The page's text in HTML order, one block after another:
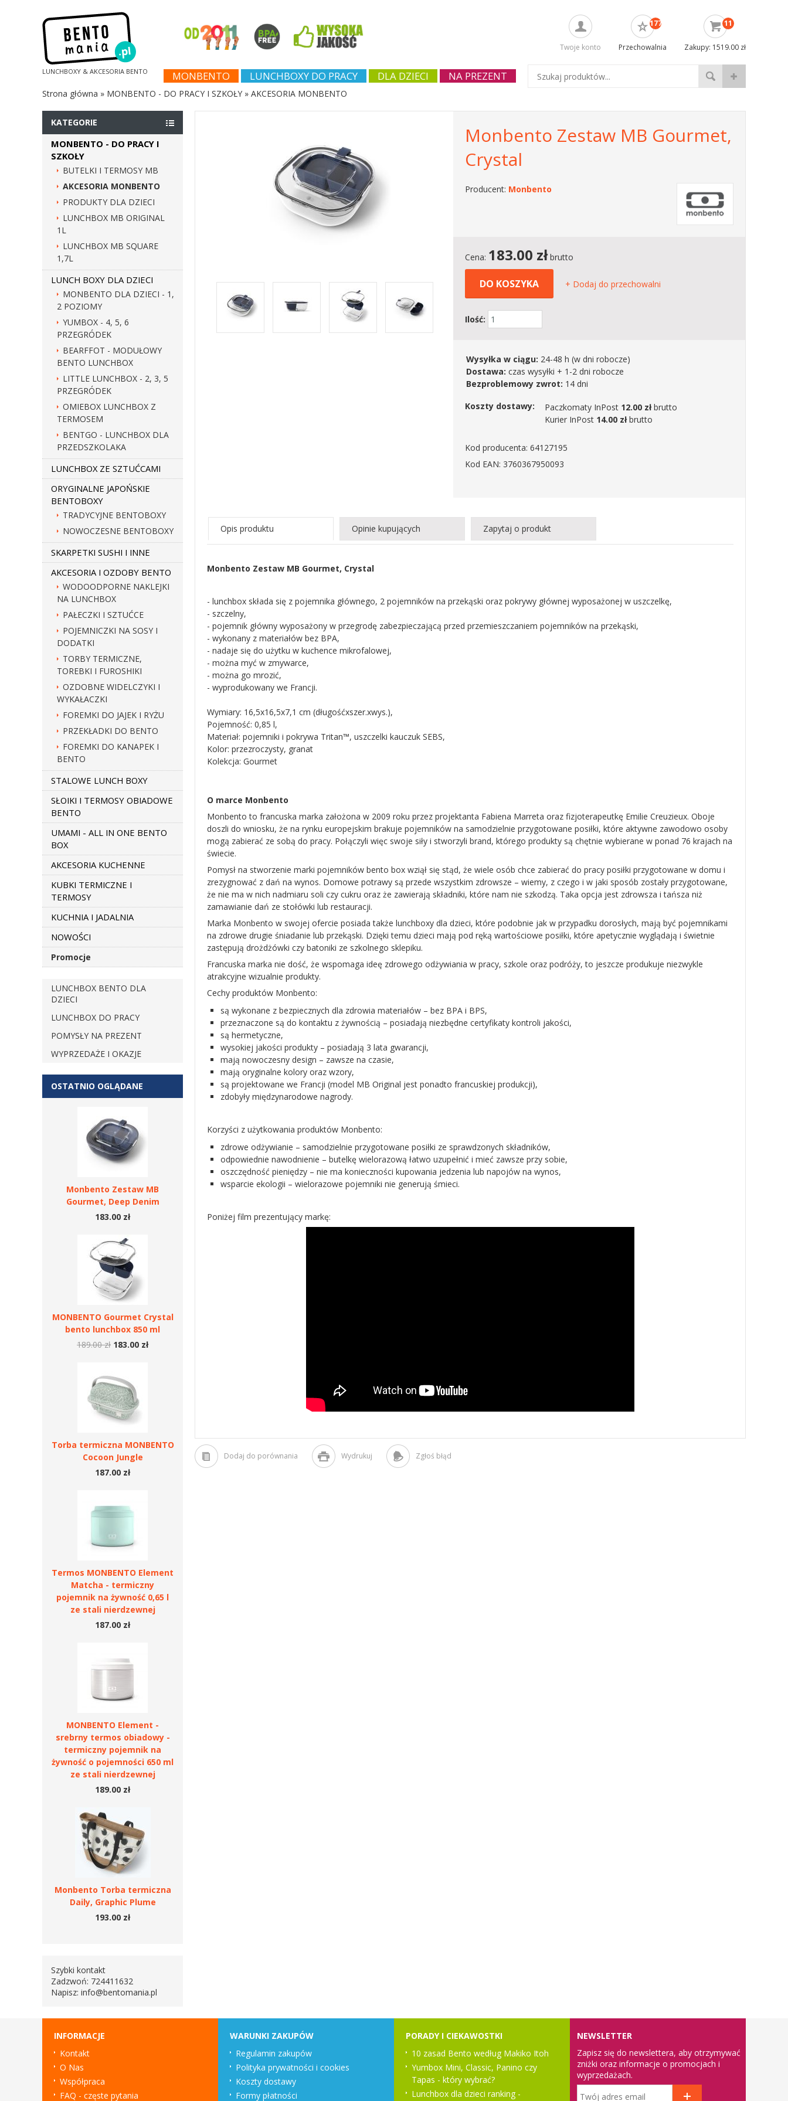
LUNCHBOXY & AKCESORIA BENTO
Twoje konto
177
Przechowalnia
11
Zakupy: 1519.00 zł
MONBENTO LUNCHBOXY DO PRACY DLA DZIECI NA PREZENT
Strona główna » MONBENTO - DO PRACY I SZKOŁY » AKCESORIA MONBENTO
KATEGORIE
MONBENTO - DO PRACY I
SZKOŁY
BUTELKI I TERMOSY MB
AKCESORIA MONBENTO
PRODUKTY DLA DZIECI
LUNCHBOX MB ORIGINAL
1L
LUNCHBOX MB SQUARE
1,7L
LUNCH BOXY DLA DZIECI
MONBENTO DLA DZIECI - 1,
2 POZIOMY
YUMBOX - 4, 5, 6
PRZEGRÓDEK
BEARFFOT - MODUŁOWY
BENTO LUNCHBOX
LITTLE LUNCHBOX - 2, 3, 5
PRZEGRÓDEK
OMIEBOX LUNCHBOX Z
TERMOSEM
BENTGO - LUNCHBOX DLA
PRZEDSZKOLAKA
LUNCHBOX ZE SZTUĆCAMI
ORYGINALNE JAPOŃSKIE
BENTOBOXY
TRADYCYJNE BENTOBOXY
NOWOCZESNE BENTOBOXY
SKARPETKI SUSHI I INNE
AKCESORIA I OZDOBY BENTO
WODOODPORNE NAKLEJKI
NA LUNCHBOX
PAŁECZKI I SZTUĆCE
POJEMNICZKI NA SOSY I
DODATKI
TORBY TERMICZNE,
TOREBKI I FUROSHIKI
OZDOBNE WIDELCZYKI I
WYKAŁACZKI
FOREMKI DO JAJEK I RYŻU
PRZEKŁADKI DO BENTO
FOREMKI DO KANAPEK I
BENTO
STALOWE LUNCH BOXY
SŁOIKI I TERMOSY OBIADOWE
BENTO
UMAMI - ALL IN ONE BENTO
BOX
AKCESORIA KUCHENNE
KUBKI TERMICZNE I
TERMOSY
KUCHNIA I JADALNIA
NOWOŚCI
Promocje
LUNCHBOX BENTO DLA
DZIECI
LUNCHBOX DO PRACY
POMYSŁY NA PREZENT
WYPRZEDAŻE I OKAZJE
Monbento Zestaw MB Gourmet,
Crystal
Producent: Monbento
Cena: 183.00 złbrutto
DO KOSZYKA + Dodaj do przechowalni
Ilość:
Wysyłka w ciągu: 24-48 h (w dni robocze)
Dostawa: czas wysyłki + 1-2 dni robocze
Bezproblemowy zwrot: 14 dni
Koszty dostawy:
Paczkomaty InPost 12.00 złbrutto
Kurier InPost 14.00 złbrutto
Kod producenta: 64127195
Kod EAN: 3760367950093
Opis produktu Opinie kupujących Zapytaj o produkt
Monbento Zestaw MB Gourmet, Crystal
- lunchbox składa się z pojemnika głównego, 2 pojemników na przekąski oraz pokrywy głównej wyposażonej w uszczelkę,
- szczelny,
- pojemnik główny wyposażony w przegrodę zabezpieczającą przed przemieszczaniem pojemników na przekąski,
- wykonany z materiałów bez BPA,
- nadaje się do użytku w kuchence mikrofalowej,
- można myć w zmywarce,
- można go mrozić,
- wyprodukowany we Francji.
Wymiary: 16,5x16,5x7,1 cm (długośćxszer.xwys.),
Pojemność: 0,85 l,
Materiał: pojemniki i pokrywa Tritan™, uszczelki kauczuk SEBS,
Kolor: przezroczysty, granat
Kolekcja: Gourmet
O marce Monbento
Monbento to francuska marka założona w 2009 roku przez projektanta Fabiena Marreta oraz fizjoterapeutkę Emilie Creuzieux. Oboje
doszli do wniosku, że na rynku europejskim brakuje pojemników na samodzielnie przygotowane posiłki, które aktywne zawodowo osoby
mogą zabierać ze sobą do pracy. Połączyli więc swoje siły i stworzyli brand, którego produkty są chętnie wybierane w ponad 76 krajach na
świecie.
Pomysł na stworzenie marki pojemników bento box wziął się stąd, że wiele osób chce zabierać do pracy posiłki przygotowane w domu i
zrezygnować z dań na wynos. Domowe potrawy są przede wszystkim zdrowsze – wiemy, z czego i w jaki sposób zostały przygotowane,
że nie ma w nich nadmiaru soli czy cukru oraz że zawierają składniki, które nam nie szkodzą. Taka opcja jest zdrowsza i tańsza niż
zamawianie dań ze stołówki lub restauracji.
Marka Monbento w swojej ofercie posiada także lunchboxy dla dzieci, które podobnie jak w przypadku dorosłych, mają być pojemnikami
na zdrowe drugie śniadanie lub przekąski. Dzięki temu dzieci mają pod ręką wartościowe posiłki, które apetycznie wyglądają i świetnie
zastępują drożdżówki czy batoniki ze szkolnego sklepiku.
Francuska marka nie dość, że wspomaga ideę zdrowego odżywiania w pracy, szkole oraz podróży, to jeszcze produkuje niezwykle
atrakcyjne wizualnie produkty.
Cechy produktów Monbento:
są wykonane z bezpiecznych dla zdrowia materiałów – bez BPA i BPS,
przeznaczone są do kontaktu z żywnością – posiadają niezbędne certyfikaty kontroli jakości,
są hermetyczne,
wysokiej jakości produkty – posiadają 3 lata gwarancji,
mają nowoczesny design – zawsze na czasie,
mają oryginalne kolory oraz wzory,
są projektowane we Francji (model MB Original jest ponadto francuskiej produkcji),
zdobyły międzynarodowe nagrody.
Korzyści z użytkowania produktów Monbento:
zdrowe odżywianie – samodzielnie przygotowane posiłki ze sprawdzonych składników,
odpowiednie nawodnienie – butelkę wielorazową łatwo uzupełnić i mieć zawsze przy sobie,
oszczędność pieniędzy – nie ma konieczności kupowania jedzenia lub napojów na wynos,
wsparcie ekologii – wielorazowe pojemniki nie generują śmieci.
Poniżej film prezentujący markę:
Dodaj do porównania Wydrukuj Zgłoś błąd
OSTATNIO OGLĄDANE
Monbento Zestaw MB
Gourmet, Deep Denim
183.00 zł
MONBENTO Gourmet Crystal
bento lunchbox 850 ml
189.00 zł 183.00 zł
Torba termiczna MONBENTO
Cocoon Jungle
187.00 zł
Termos MONBENTO Element
Matcha - termiczny
pojemnik na żywność 0,65 l
ze stali nierdzewnej
187.00 zł
MONBENTO Element -
srebrny termos obiadowy -
termiczny pojemnik na
żywność o pojemności 650 ml
ze stali nierdzewnej
189.00 zł
Monbento Torba termiczna
Daily, Graphic Plume
193.00 zł
Szybki kontakt
Zadzwoń: 724411632
Napisz: info@bentomania.pl
INFORMACJE
Kontakt
O Nas
Współpraca
FAQ - częste pytania
WARUNKI ZAKUPÓW
Regulamin zakupów
Polityka prywatności i cookies
Koszty dostawy
Formy płatności
PORADY I CIEKAWOSTKI
10 zasad Bento według Makiko Itoh
Yumbox Mini, Classic, Panino czy
Tapas - który wybrać?
Lunchbox dla dzieci ranking -
NEWSLETTER
Zapisz się do newslettera, aby otrzymywać
zniżki oraz informacje o promocjach i
wyprzedażach.